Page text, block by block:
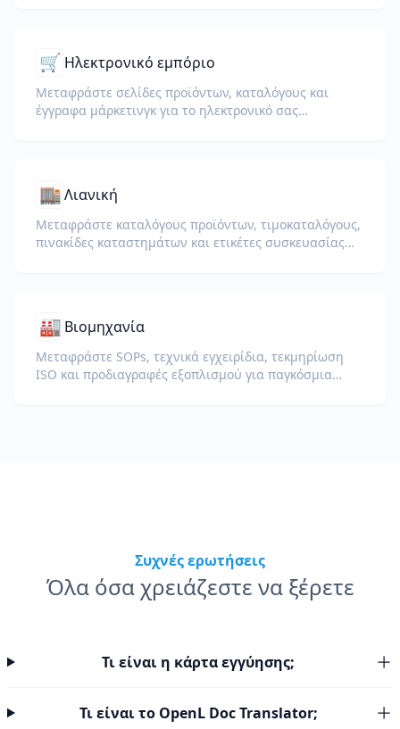
🛒 Ηλεκτρονικό εμπόριο
Μεταφράστε σελίδες προϊόντων, καταλόγους και
έγγραφα μάρκετινγκ για το ηλεκτρονικό σας
🏬Λιανική
Μεταφράστε καταλόγους προϊόντων, τιμοκαταλόγους,
πινακίδες καταστημάτων και ετικέτες συσκευασίας
🏭 Βιομηχανία
Μεταφράστε SOPs, τεχνικά εγχειρίδια, τεκμηρίωση
ISO και προδιαγραφές εξοπλισμού για παγκόσμια
Συχνές ερωτήσεις
Όλα όσα χρειάζεστε να ξέρετε
Τι είναι η κάρτα εγγύησης;
Τι είναι το OpenL Doc Translator;